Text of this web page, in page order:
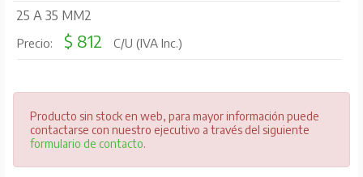
25 A 35 MM2
Precio: $ 812 C/U (IVA Inc.)
Producto sin stock en web, para mayor información puede
contactarse con nuestro ejecutivo a través del siguiente
formulario de contacto.